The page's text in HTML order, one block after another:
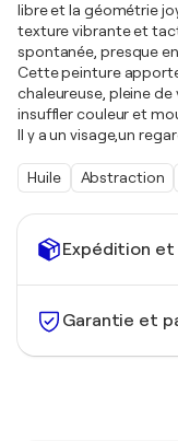
Expédition
Garantie et
libre et la géométrie
texture vibrante et
spontanée, presque
Cette peinture
chaleureuse, pleine
insuffler couleur et
Il y a un visage,un
Huile Abstraction